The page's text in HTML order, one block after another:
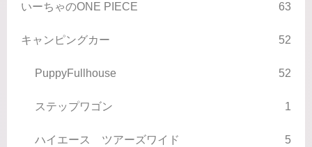
いーちゃのONE PIECE 63
キャンピングカー 52
PuppyFullhouse 52
ステップワゴン 1
ハイエース ツアーズワイド 5